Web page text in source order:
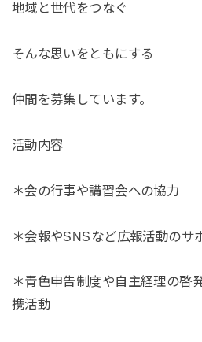
地域と世代をつなぐ
そんな思いをともにする
仲間を募集しています。
活動内容
＊会の行事や講習会への協力
＊会報やSNSなど広報活動のサ
＊青色申告制度や自主経理の啓
携活動